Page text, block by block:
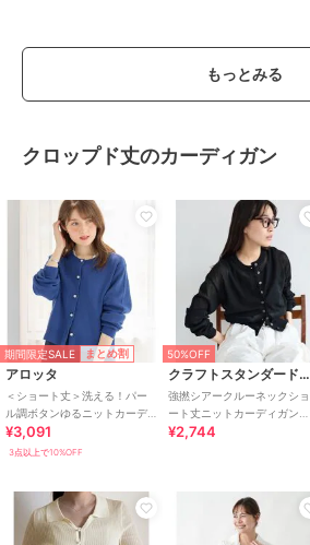
もっとみる
クロップド丈のカーディガン
期間限定SALE まとめ割
アロッタ
＜ショート丈＞洗える！パー
ル調ボタンゆるニットカーデ
ィガン
¥3,091
3点以上で10%OFF
50%OFF
クラフトスタンダードブティック
強撚シアークルーネックショ
ート丈ニットカーディガン
【洗濯機OK】
¥2,744